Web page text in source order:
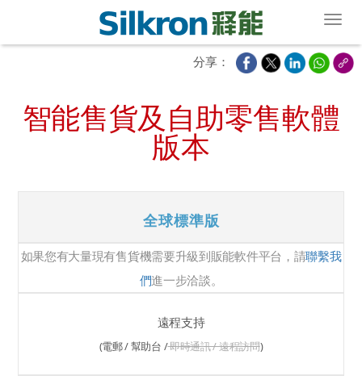
分享：
智能售貨及自助零售軟體
版本
全球標準版
如果您有大量現有售貨機需要升級到販能軟件平台，請聯繫我
們進一步洽談。
遠程支持
(電郵 / 幫助台 /即時通訊 / 遠程訪問)